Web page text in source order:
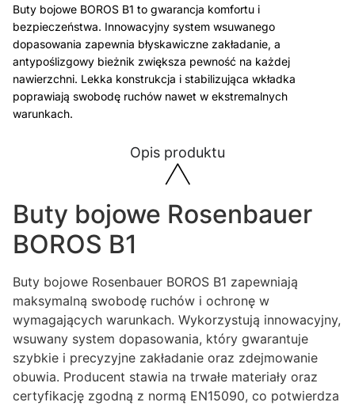
Buty bojowe BOROS B1 to gwarancja komfortu i
bezpieczeństwa. Innowacyjny system wsuwanego
dopasowania zapewnia błyskawiczne zakładanie, a
antypoślizgowy bieżnik zwiększa pewność na każdej
nawierzchni. Lekka konstrukcja i stabilizująca wkładka
poprawiają swobodę ruchów nawet w ekstremalnych
warunkach.
Opis produktu
Buty bojowe Rosenbauer
BOROS B1
Buty bojowe Rosenbauer BOROS B1 zapewniają
maksymalną swobodę ruchów i ochronę w
wymagających warunkach. Wykorzystują innowacyjny,
wsuwany system dopasowania, który gwarantuje
szybkie i precyzyjne zakładanie oraz zdejmowanie
obuwia. Producent stawia na trwałe materiały oraz
certyfikację zgodną z normą EN15090, co potwierdza